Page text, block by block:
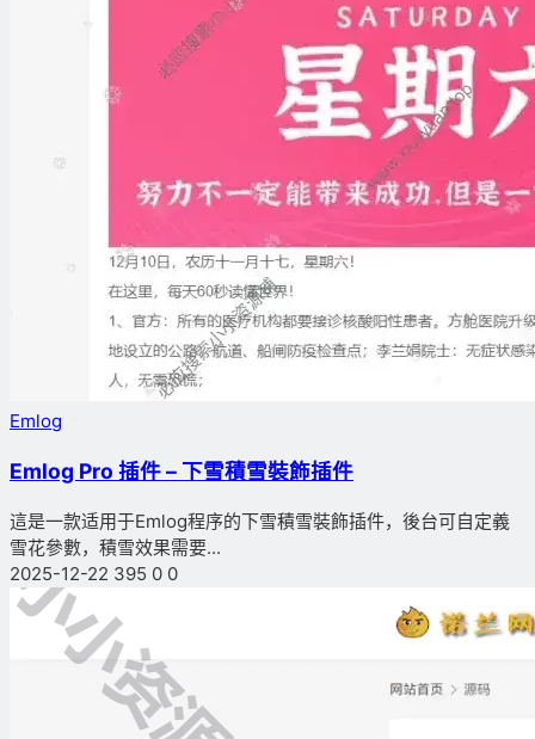
Emlog
Emlog Pro 插件 – 下雪積雪裝飾插件
這是一款适用于Emlog程序的下雪積雪裝飾插件，後台可自定義
雪花參數，積雪效果需要...
2025-12-22 395 0 0